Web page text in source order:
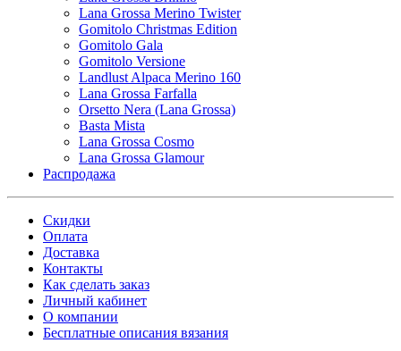
Lana Grossa Merino Twister
Gomitolo Christmas Edition
Gomitolo Gala
Gomitolo Versione
Landlust Alpaca Merino 160
Lana Grossa Farfalla
Orsetto Nera (Lana Grossa)
Basta Mista
Lana Grossa Cosmo
Lana Grossa Glamour
Распродажа
Скидки
Оплата
Доставка
Контакты
Как сделать заказ
Личный кабинет
О компании
Бесплатные описания вязания